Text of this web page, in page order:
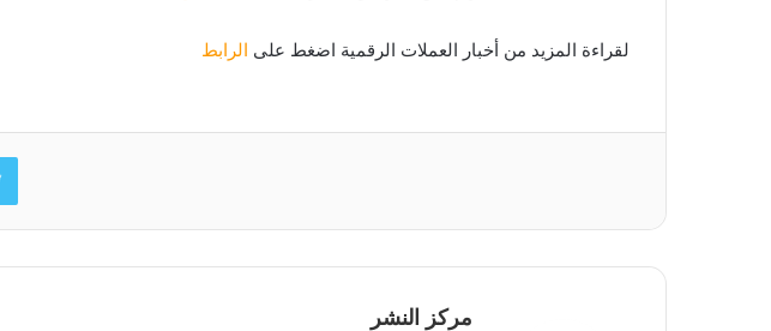
لقراءة المزيد من أخبار العملات الرقمية اضغط على الرابط
مركز النشر